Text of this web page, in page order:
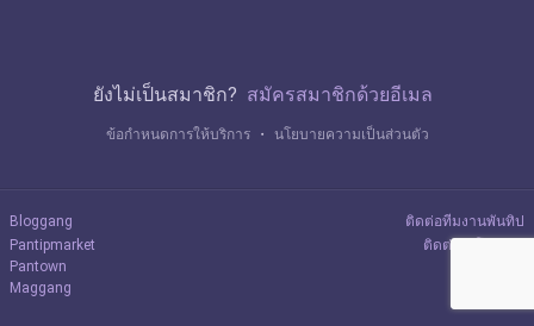
ยังไม่เป็นสมาชิก? สมัครสมาชิกด้วยอีเมล
ข้อกำหนดการให้บริการ ・ นโยบายความเป็นส่วนตัว
Bloggang
Pantipmarket
Pantown
Maggang
ติดต่อทีมงานพันทิป
ติดต่อลงโฆษณา